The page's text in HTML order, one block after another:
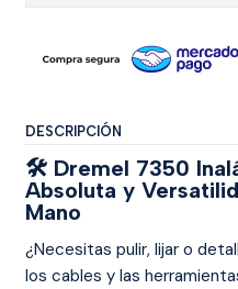
DESCRIPCIÓN
🛠️ Dremel 7350
Absoluta y
Mano
¿Necesitas pulir, lijar o
los cables y las